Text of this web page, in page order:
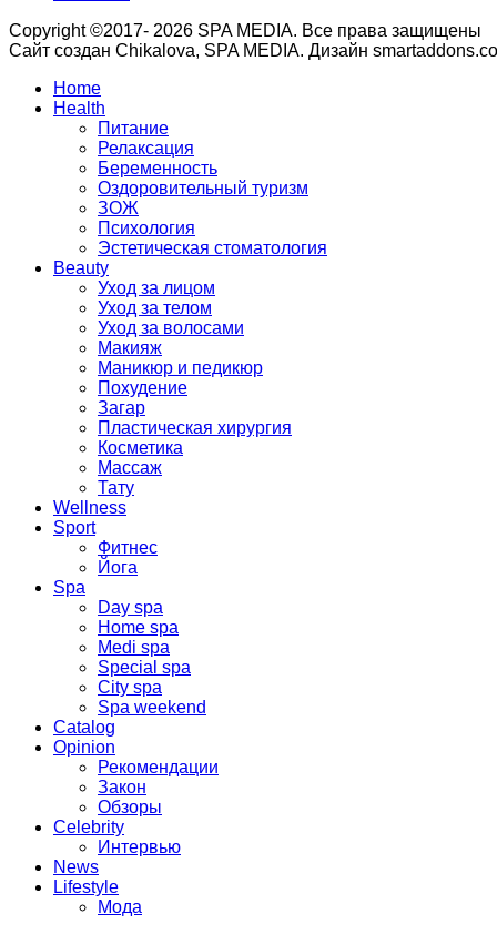
Copyright ©2017- 2026 SPA MEDIA. Все права защищены
Сайт создан Chikalova, SPA MEDIA. Дизайн
Home
Health
Питание
Релаксация
Беременность
Оздоровительный туризм
ЗОЖ
Психология
Эстетическая стоматология
Beauty
Уход за лицом
Уход за телом
Уход за волосами
Макияж
Маникюр и педикюр
Похудение
Загар
Пластическая хирургия
Косметика
Массаж
Тату
Wellness
Sport
Фитнес
Йога
Spa
Day spa
Home spa
Medi spa
Special spa
City spa
Spa weekend
Catalog
Opinion
Рекомендации
Закон
Обзоры
Celebrity
Интервью
News
Lifestyle
Мода